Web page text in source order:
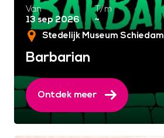
Van
13 sep 2026
T/m
~
Stedelijk Museum Schiedam
Barbarian
Ontdek meer